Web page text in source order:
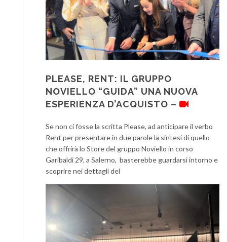
PLEASE, RENT: IL GRUPPO
NOVIELLO “GUIDA” UNA NUOVA
ESPERIENZA D’ACQUISTO –
Se non ci fosse la scritta Please, ad anticipare il verbo
Rent per presentare in due parole la sintesi di quello
che offrirà lo Store del gruppo Noviello in corso
Garibaldi 29, a Salerno, basterebbe guardarsi intorno e
scoprire nei dettagli del